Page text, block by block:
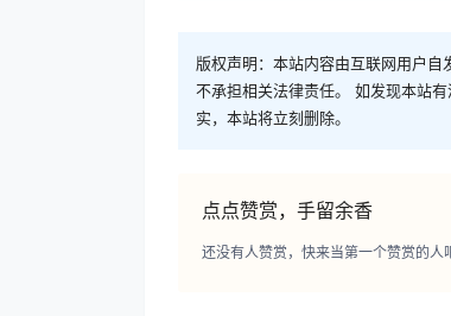
版权声明：本站内容由互联网用户自
不承担相关法律责任。 如发现本站
实，本站将立刻删除。
点点赞赏，手留余香
还没有人赞赏，快来当第一个赞赏的人